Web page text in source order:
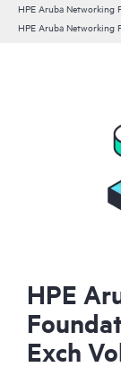
HPE Aruba Networking
HPE Aruba Networking
HPE
Exch